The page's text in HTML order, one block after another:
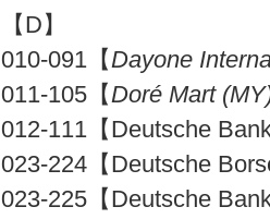
【D】
010-091【Dayone
011-105【Doré Mart
012-111【Deutsche
023-224【Deutsche
023-225【Deutsche